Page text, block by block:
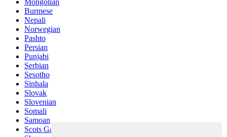
Burmese
Nepali
Norwegian
Pashto
Persian
Punjabi
Serbian
Sesotho
Sinhala
Slovak
Slovenian
Somali
Samoan
Scots Gaelic